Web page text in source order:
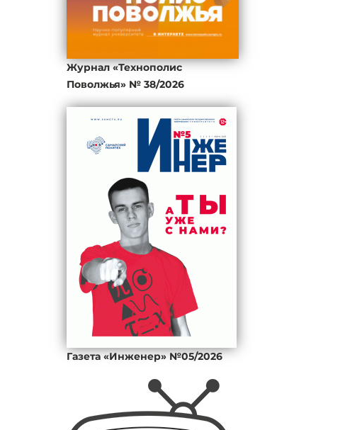
Журнал «Технополис
Поволжья» № 38/2026
Газета «Инженер» №05/2026